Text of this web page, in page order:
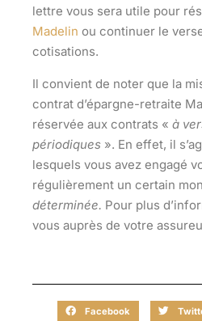
lettre vous sera utile pour
Madelin ou continuer le
cotisations.
Il convient de noter que la
contrat d’épargne-retraite
réservée aux contrats « à
périodiques ». En effet, il
lesquels vous avez engagé
régulièrement un certain
déterminée. Pour plus
vous auprès de votre
Facebook